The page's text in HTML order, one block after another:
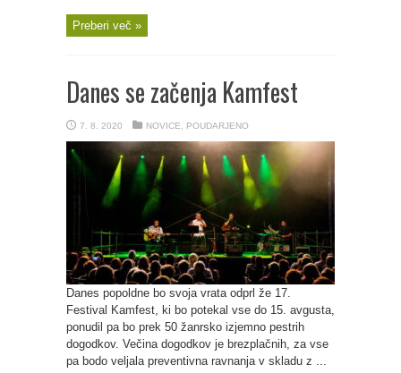
Preberi več »
Danes se začenja Kamfest
7. 8. 2020 NOVICE POUDARJENO
Danes popoldne bo svoja vrata odprl že 17.
Festival Kamfest, ki bo potekal vse do 15. avgusta,
ponudil pa bo prek 50 žanrsko izjemno pestrih
dogodkov. Večina dogodkov je brezplačnih, za vse
pa bodo veljala preventivna ravnanja v skladu z ...